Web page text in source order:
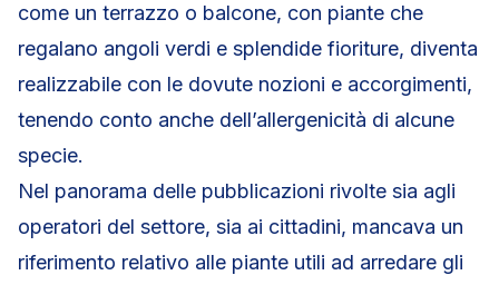
come un terrazzo o balcone, con piante che
regalano angoli verdi e splendide fioriture, diventa
realizzabile con le dovute nozioni e accorgimenti,
tenendo conto anche dell’allergenicità di alcune
specie.
Nel panorama delle pubblicazioni rivolte sia agli
operatori del settore, sia ai cittadini, mancava un
riferimento relativo alle piante utili ad arredare gli